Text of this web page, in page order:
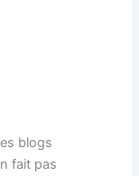
blogs
fait pas